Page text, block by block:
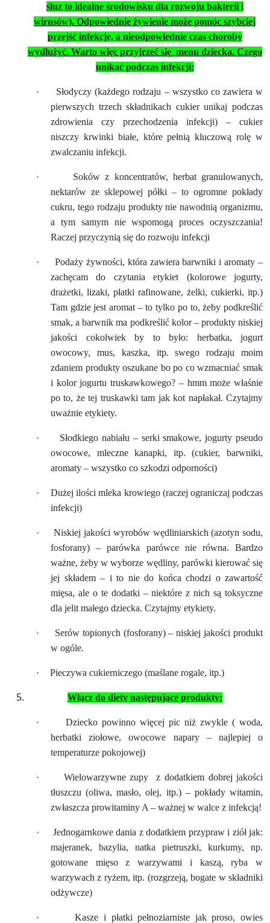
śluz to idealne środowisku dla rozwoju bakterii i
wirusów). Odpowiednie żywienie może pomóc szybciej
przejść infekcje, a nieodpowiednie czas choroby
wydłużyć. Warto więc przyjrzeć się menu dziecka. Czego
unikać podczas infekcji:
·
Słodyczy (każdego rodzaju – wszystko co zawiera w
pierwszych trzech składnikach cukier unikaj podczas
zdrowienia czy przechodzenia infekcji) – cukier
niszczy krwinki białe, które pełnią kluczową rolę w
zwalczaniu infekcji.
·
Soków z koncentratów, herbat granulowanych,
nektarów ze sklepowej półki – to ogromne pokłady
cukru, tego rodzaju produkty nie nawodnią organizmu,
a tym samym nie wspomogą proces oczyszczania!
Raczej przyczynią się do rozwoju infekcji
·
Podaży żywności, która zawiera barwniki i aromaty –
zachęcam do czytania etykiet (kolorowe jogurty,
drażetki, lizaki, płatki rafinowane, żelki, cukierki, itp.)
Tam gdzie jest aromat – to tylko po to, żeby podkreślić
smak, a barwnik ma podkreślić kolor – produkty niskiej
jakości cokolwiek by to było: herbatka, jogurt
owocowy, mus, kaszka, itp. swego rodzaju moim
zdaniem produkty oszukane bo po co wzmacniać smak
i kolor jogurtu truskawkowego? – hmm może właśnie
po to, że tej truskawki tam jak kot napłakał. Czytajmy
uważnie etykiety.
·
Słodkiego nabiału – serki smakowe, jogurty pseudo
owocowe, mleczne kanapki, itp. (cukier, barwniki,
aromaty – wszystko co szkodzi odporności)
·
Dużej ilości mleka krowiego (raczej ograniczaj podczas
infekcji)
·
Niskiej jakości wyrobów wędliniarskich (azotyn sodu,
fosforany) – parówka parówce nie równa. Bardzo
ważne, żeby w wyborze wędliny, parówki kierować się
jej składem – i to nie do końca chodzi o zawartość
mięsa, ale o te dodatki – niektóre z nich są toksyczne
dla jelit małego dziecka. Czytajmy etykiety.
·
Serów topionych (fosforany) – niskiej jakości produkt
w ogóle.
· Pieczywa cukierniczego (maślane rogale, itp.)
Włącz do diety następujące produkty:
·
Dziecko powinno więcej pic niż zwykle ( woda,
herbatki ziołowe, owocowe napary – najlepiej o
temperaturze pokojowej)
· Wielowarzywne zupy
z dodatkiem dobrej jakości
tłuszczu (oliwa, masło, olej, itp.) – pokłady witamin,
zwłaszcza prowitaminy A – ważnej w walce z infekcją!
·
Jednogarnkowe dania z dodatkiem przypraw i ziół jak:
majeranek, bazylia, natka pietruszki, kurkumy, np.
gotowane mięso z warzywami i kaszą, ryba w
warzywach z ryżem, itp. (rozgrzeją, bogate w składniki
odżywcze)
·
Kasze i płatki pełnoziarniste jak proso, owies